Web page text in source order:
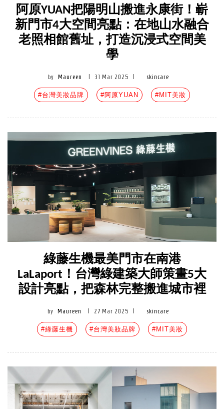
阿原YUAN把陽明山搬進永康街！嶄
新門市4大空間亮點：在地山水融合
老照相館舊址，打造沉浸式空間美
學
by Maureen 31 Mar 2025 skincare
#台灣美妝品牌 #阿原YUAN #MIT美妝
綠藤生機最美門市在南港
LaLaport！台灣綠建築大師策畫5大
設計亮點，把森林完整搬進城市裡
by Maureen 27 Mar 2025 skincare
#綠藤生機 #台灣美妝品牌 #MIT美妝